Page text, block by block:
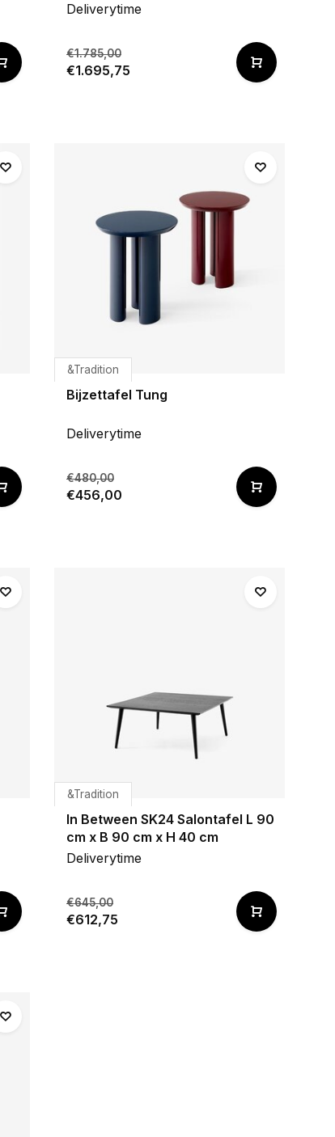
Deliverytime
€1.785,00
€1.695,75
&Tradition
Bijzettafel Tung
Deliverytime
€480,00
€456,00
&Tradition
In Between SK24 Salontafel L 90
cm x B 90 cm x H 40 cm
Deliverytime
€645,00
€612,75